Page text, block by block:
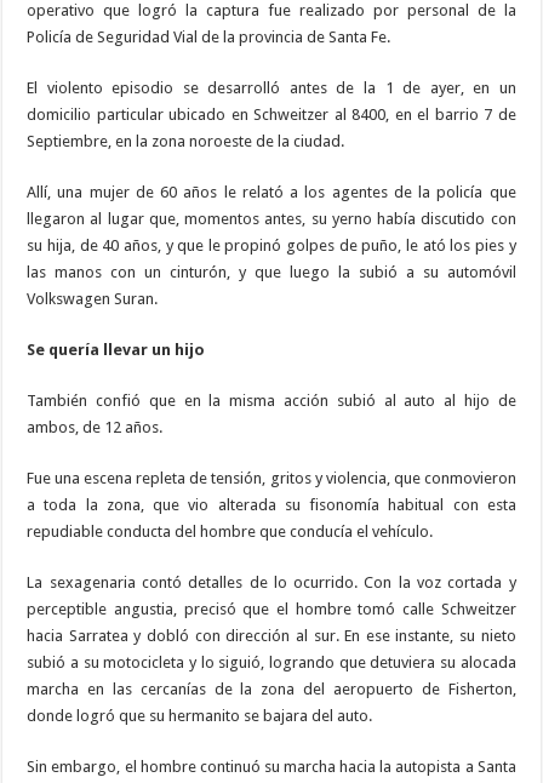
operativo que logró la captura fue realizado por personal de la
Policía de Seguridad Vial de la provincia de Santa Fe.
El violento episodio se desarrolló antes de la 1 de ayer, en un
domicilio particular ubicado en Schweitzer al 8400, en el barrio 7 de
Septiembre, en la zona noroeste de la ciudad.
Allí, una mujer de 60 años le relató a los agentes de la policía que
llegaron al lugar que, momentos antes, su yerno había discutido con
su hija, de 40 años, y que le propinó golpes de puño, le ató los pies y
las manos con un cinturón, y que luego la subió a su automóvil
Volkswagen Suran.
Se quería llevar un hijo
También confió que en la misma acción subió al auto al hijo de
ambos, de 12 años.
Fue una escena repleta de tensión, gritos y violencia, que conmovieron
a toda la zona, que vio alterada su fisonomía habitual con esta
repudiable conducta del hombre que conducía el vehículo.
La sexagenaria contó detalles de lo ocurrido. Con la voz cortada y
perceptible angustia, precisó que el hombre tomó calle Schweitzer
hacia Sarratea y dobló con dirección al sur. En ese instante, su nieto
subió a su motocicleta y lo siguió, logrando que detuviera su alocada
marcha en las cercanías de la zona del aeropuerto de Fisherton,
donde logró que su hermanito se bajara del auto.
Sin embargo, el hombre continuó su marcha hacia la autopista a Santa